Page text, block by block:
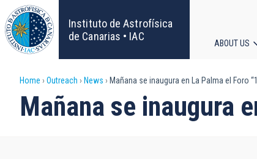
Skip
to
main
content
Instituto de Astrofísica
de Canarias • IAC
ABOUT US
Breadcrumb
Home Outreach News Mañana se inaugura en La Palma el Foro
Mañana se inaugura